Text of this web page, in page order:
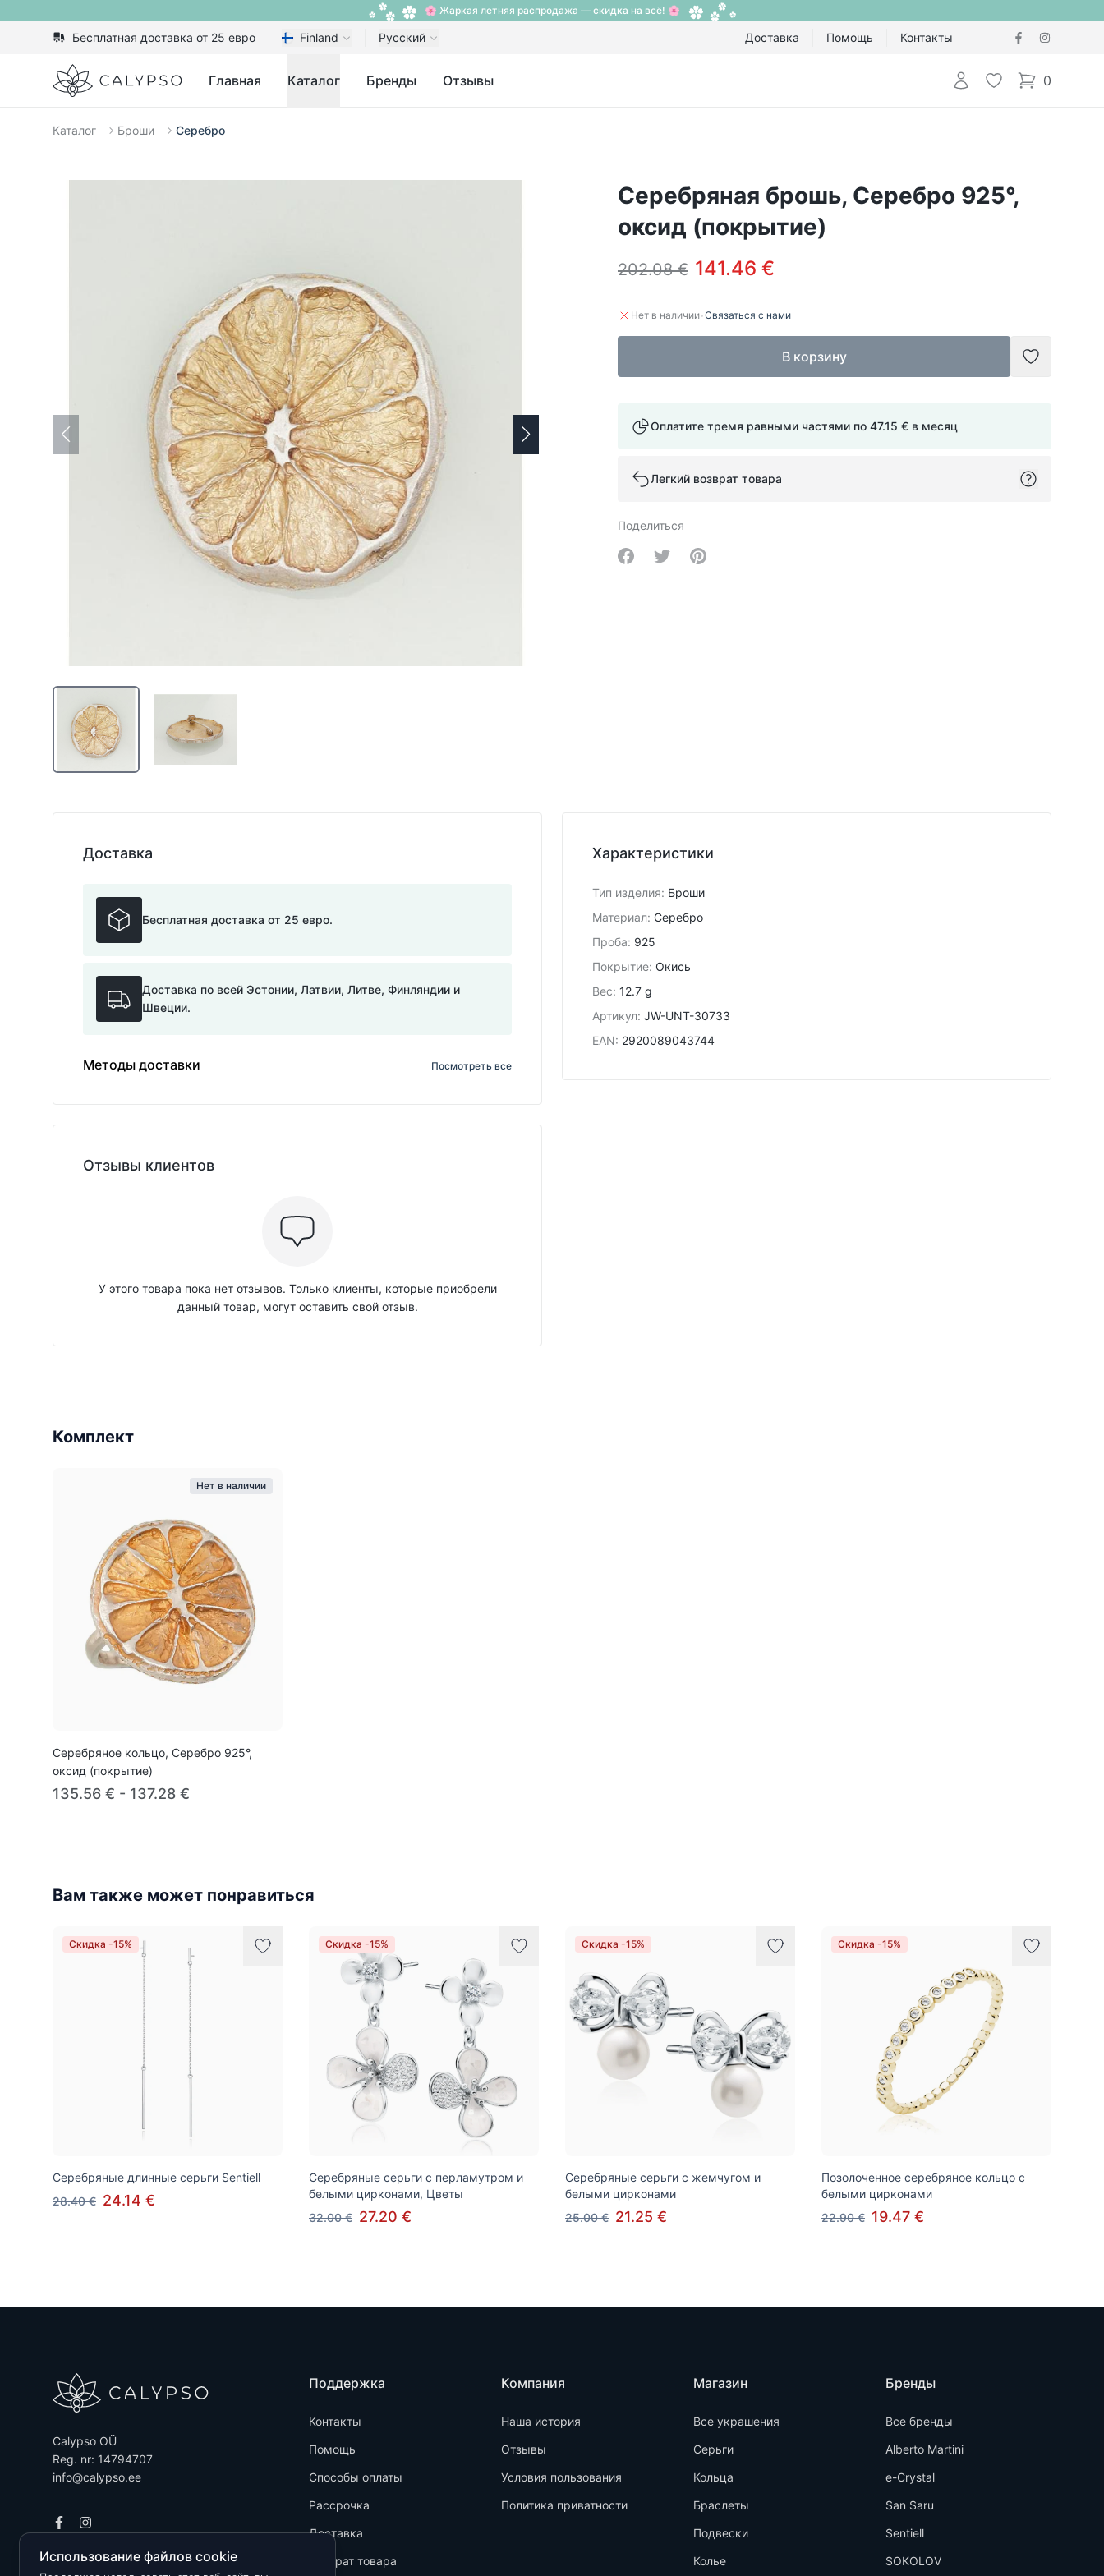
🌸 Жаркая летняя распродажа — скидка на всё! 🌸
Бесплатная доставка от 25 евро Finland Русский Доставка Помощь Контакты
Calypso Главная Каталог Бренды Отзывы Авторизоваться
Избранное
0
items in cart,
Каталог Броши Серебро
Серебряная брошь, Серебро 925°,
оксид (покрытие)
202.08 € 141.46 €
Нет в наличии·Связаться с нами
В корзину
Добавить
Оплатите тремя равными частями по 47.15 € в месяц
Легкий возврат товара
Поделиться
Share on Facebook
Share on Twitter
Share on Pinterest
Характеристики
Тип изделия: Броши
Материал: Серебро
Проба: 925
Покрытие: Окись
Вес: 12.7 g
Артикул: JW-UNT-30733
EAN: 2920089043744
Доставка
Бесплатная доставка от 25 евро.
Доставка по всей Эстонии, Латвии, Литве, Финляндии и
Швеции.
Методы доставки Посмотреть все
Отзывы клиентов
У этого товара пока нет отзывов. Только клиенты, которые приобрели
данный товар, могут оставить свой отзыв.
Комплект
Нет в наличии
Серебряное кольцо, Серебро 925°,
оксид (покрытие)
135.56 € - 137.28 €
Вам также может понравиться
Скидка -15%
Серебряные длинные серьги Sentiell
28.40 € 24.14 €
Скидка -15%
Серебряные серьги с перламутром и
белыми цирконами, Цветы
32.00 € 27.20 €
Скидка -15%
Серебряные серьги с жемчугом и
белыми цирконами
25.00 € 21.25 €
Скидка -15%
Позолоченное серебряное кольцо с
белыми цирконами
22.90 € 19.47 €
Calypso OÜ
Reg. nr: 14794707
info@calypso.ee
Поддержка
Контакты
Помощь
Способы оплаты
Рассрочка
Доставка
Возврат товара
Компания
Наша история
Отзывы
Условия пользования
Политика приватности
Магазин
Все украшения
Серьги
Кольца
Браслеты
Подвески
Колье
Бренды
Все бренды
Alberto Martini
e-Crystal
San Saru
Sentiell
SOKOLOV
Использование файлов cookie